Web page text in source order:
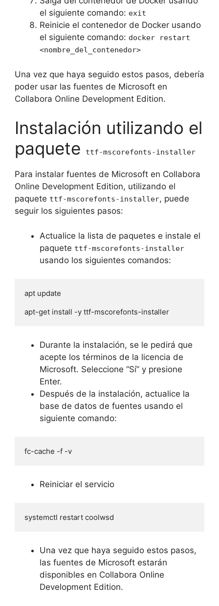
el siguiente comando: exit
Reinicie el contenedor de Docker usando
el siguiente comando: docker restart
<nombre_del_contenedor>
Una vez que haya seguido estos pasos, debería
poder usar las fuentes de Microsoft en
Collabora Online Development Edition.
Instalación utilizando el
paquete
ttf-mscorefonts-installer
Para instalar fuentes de Microsoft en Collabora
Online Development Edition, utilizando el
paquete ttf-mscorefonts-installer, puede
seguir los siguientes pasos:
Actualice la lista de paquetes e instale el
paquete ttf-mscorefonts-installer
usando los siguientes comandos:
apt update
apt-get install -y ttf-mscorefonts-installer
Durante la instalación, se le pedirá que
acepte los términos de la licencia de
Microsoft. Seleccione “Sí” y presione
Enter.
Después de la instalación, actualice la
base de datos de fuentes usando el
siguiente comando:
fc-cache -f -v
Reiniciar el servicio
systemctl restart coolwsd
Una vez que haya seguido estos pasos,
las fuentes de Microsoft estarán
disponibles en Collabora Online
Development Edition.